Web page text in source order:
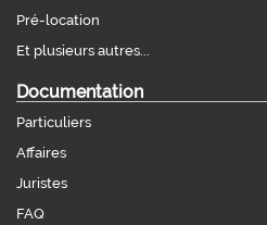
Pré-location
Et plusieurs autres...
Documentation
Particuliers
Affaires
Juristes
FAQ